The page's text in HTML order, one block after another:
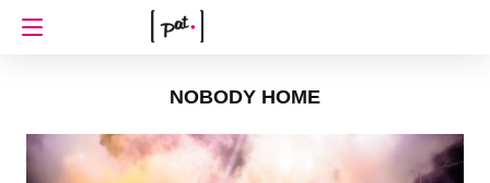
NOBODY HOME